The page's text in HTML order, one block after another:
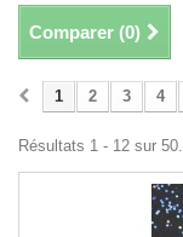
Comparer (0)
1 2 3 4
Résultats 1 - 12 sur 50.